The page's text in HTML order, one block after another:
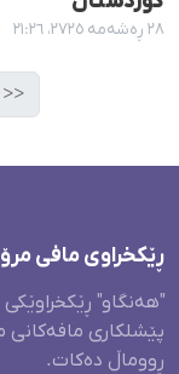
٢٨ ڕەشەمە ٢٧٢٥، ٢١:٢٦
<<
ڕێکخراوی مافی
"هەنگاو"
پێشلکاری
ڕووماڵ دەکات.